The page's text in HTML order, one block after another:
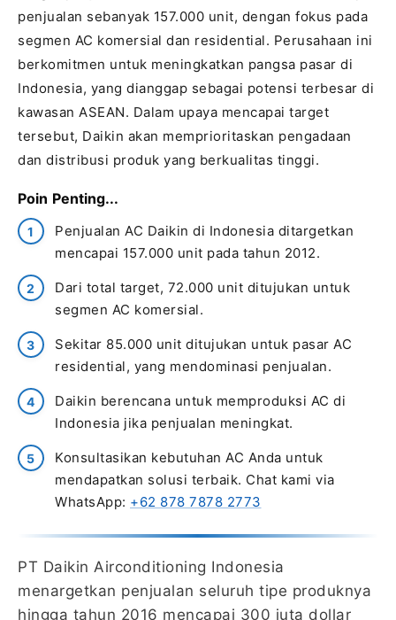
penjualan sebanyak 157.000 unit, dengan fokus pada
segmen AC komersial dan residential. Perusahaan ini
berkomitmen untuk meningkatkan pangsa pasar di
Indonesia, yang dianggap sebagai potensi terbesar di
kawasan ASEAN. Dalam upaya mencapai target
tersebut, Daikin akan memprioritaskan pengadaan
dan distribusi produk yang berkualitas tinggi.
Poin Penting...
Penjualan AC Daikin di Indonesia ditargetkan
mencapai 157.000 unit pada tahun 2012.
Dari total target, 72.000 unit ditujukan untuk
segmen AC komersial.
Sekitar 85.000 unit ditujukan untuk pasar AC
residential, yang mendominasi penjualan.
Daikin berencana untuk memproduksi AC di
Indonesia jika penjualan meningkat.
Konsultasikan kebutuhan AC Anda untuk
mendapatkan solusi terbaik. Chat kami via
WhatsApp: +62 878 7878 2773
PT Daikin Airconditioning Indonesia
menargetkan penjualan seluruh tipe produknya
hingga tahun 2016 mencapai 300 juta dollar